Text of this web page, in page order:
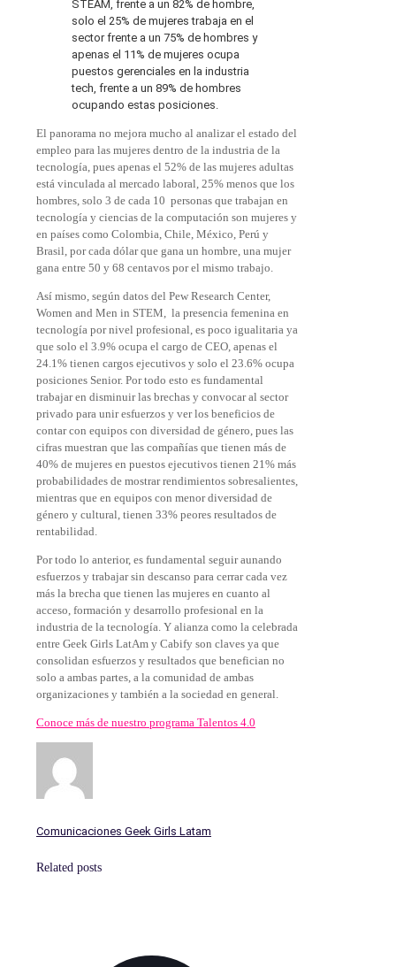
STEAM, frente a un 82% de hombre,
solo el 25% de mujeres trabaja en el
sector frente a un 75% de hombres y
apenas el 11% de mujeres ocupa
puestos gerenciales en la industria
tech, frente a un 89% de hombres
ocupando estas posiciones.
El panorama no mejora mucho al analizar el estado del
empleo para las mujeres dentro de la industria de la
tecnología, pues apenas el 52% de las mujeres adultas
está vinculada al mercado laboral, 25% menos que los
hombres, solo 3 de cada 10 personas que trabajan en
tecnología y ciencias de la computación son mujeres y
en países como Colombia, Chile, México, Perú y
Brasil, por cada dólar que gana un hombre, una mujer
gana entre 50 y 68 centavos por el mismo trabajo.
Así mismo, según datos del Pew Research Center,
Women and Men in STEM, la presencia femenina en
tecnología por nivel profesional, es poco igualitaria ya
que solo el 3.9% ocupa el cargo de CEO, apenas el
24.1% tienen cargos ejecutivos y solo el 23.6% ocupa
posiciones Senior. Por todo esto es fundamental
trabajar en disminuir las brechas y convocar al sector
privado para unir esfuerzos y ver los beneficios de
contar con equipos con diversidad de género, pues las
cifras muestran que las compañías que tienen más de
40% de mujeres en puestos ejecutivos tienen 21% más
probabilidades de mostrar rendimientos sobresalientes,
mientras que en equipos con menor diversidad de
género y cultural, tienen 33% peores resultados de
rentabilidad.
Por todo lo anterior, es fundamental seguir aunando
esfuerzos y trabajar sin descanso para cerrar cada vez
más la brecha que tienen las mujeres en cuanto al
acceso, formación y desarrollo profesional en la
industria de la tecnología. Y alianza como la celebrada
entre Geek Girls LatAm y Cabify son claves ya que
consolidan esfuerzos y resultados que benefician no
solo a ambas partes, a la comunidad de ambas
organizaciones y también a la sociedad en general.
Conoce más de nuestro programa Talentos 4.0
Comunicaciones Geek Girls Latam
Related posts